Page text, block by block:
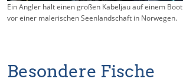
Ein Angler hält einen großen Kabeljau auf einem Boot
vor einer malerischen Seenlandschaft in Norwegen.
Besondere Fische